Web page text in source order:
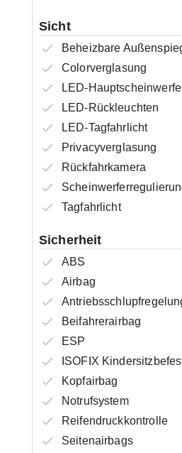
Sicht
Beheizbare
Colorverglasung
LED-
LED-Rückleuchten
LED-Tagfahrlicht
Privacyverglasung
Rückfahrkamera
Tagfahrlicht
Sicherheit
ABS
Airbag
Beifahrerairbag
ESP
ISOFIX
Kopfairbag
Notrufsystem
Reifendruckkontrolle
Seitenairbags